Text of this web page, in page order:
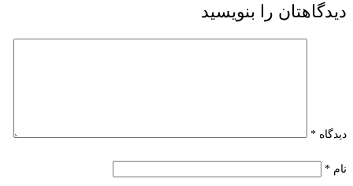
دیدگاهتان را بنویسید
دیدگاه *
نام *